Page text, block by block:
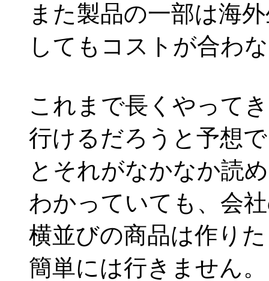
また製品の一部は海
してもコストが合わ
これまで長くやって
行けるだろうと予想
とそれがなかなか読
わかっていても、会
横並びの商品は作り
簡単には行きません。